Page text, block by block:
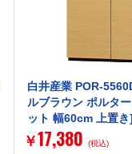
白井産業 POR-
ルブラウン ポルタ
ット 幅60cm 上置き]
￥17,380 (税込)